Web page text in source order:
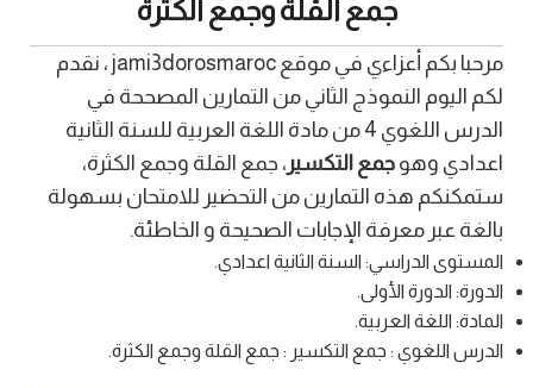
جمع القلة وجمع الكثرة
مرحبا بكم أعزاءي في موقع jami3dorosmaroc ، نقدم
لكم اليوم النموذج الثاني من التمارين المصححة في
الدرس اللغوي 4 من مادة اللغة العربية للسنة الثانية
اعدادي وهو جمع التكسير ، جمع القلة وجمع الكثرة،
ستمكنكم هذه التمارين من التحضير للامتحان بسهولة
بالغة عبر معرفة الإجابات الصحيحة و الخاطئة.
المستوى الدراسي: السنة الثانية اعدادي.
الدورة: الدورة الأولى.
المادة: اللغة العربية.
الدرس اللغوي : جمع التكسير : جمع القلة وجمع الكثرة.